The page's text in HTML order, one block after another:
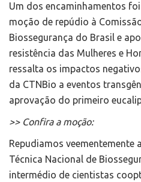
Um dos encaminhamentos
moção de repúdio à
Biossegurança do Brasil e
resistência das Mulheres e
ressalta os impactos
da CTNBio a eventos
aprovação do primeiro
>> Confira a moção:
Repudiamos veementemente
Técnica Nacional de
intermédio de cientistas